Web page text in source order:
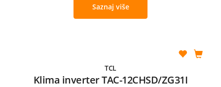
Saznaj više
TCL
Klima inverter TAC-12CHSD/ZG31I